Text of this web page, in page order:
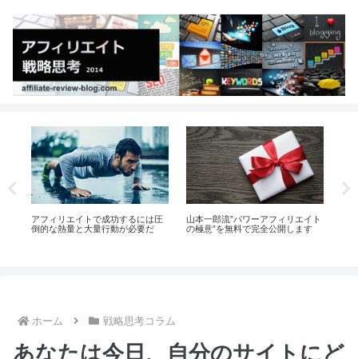
当ブログからの記事盗用行為に関
して
「買いたい！」のスイッチを押す
方法
ホーム 戦略思考コラム
あなたは今日、自分のサイトにど